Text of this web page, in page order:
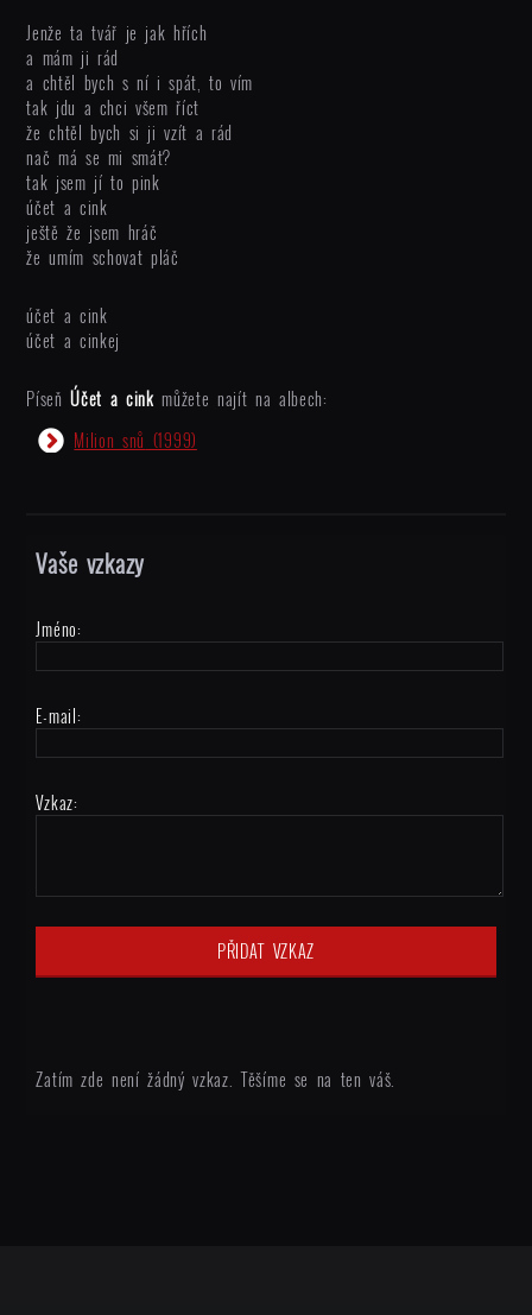
Jenže ta tvář je jak hřích
a mám ji rád
a chtěl bych s ní i spát, to vím
tak jdu a chci všem říct
že chtěl bych si ji vzít a rád
nač má se mi smát?
tak jsem jí to pink
účet a cink
ještě že jsem hráč
že umím schovat pláč
účet a cink
účet a cinkej
PíseňÚčet a cink můžete najít na albech:
Milion snů (1999)
Vaše vzkazy
Jméno:
E-mail:
Vzkaz:
Zatím zde není žádný vzkaz. Těšíme se na ten váš.